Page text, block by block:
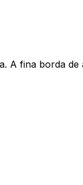
fina borda